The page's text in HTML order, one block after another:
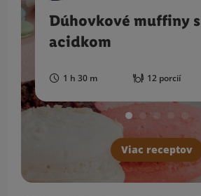
Dúhovkové muffiny s
acidkom
1 h 30 m 12 porcií
Viac receptov